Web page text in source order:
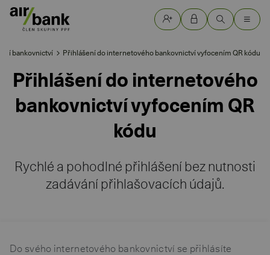
Přihlášení do internetového
bankovnictví vyfocením QR
kódu
Rychlé a pohodlné přihlášení bez nutnosti
zadávání přihlašovacích údajů.
Přihlášení do internetového bankovnictví vyfocením QR kódu
bankovnictví
Do svého internetového bankovnictví se přihlásíte